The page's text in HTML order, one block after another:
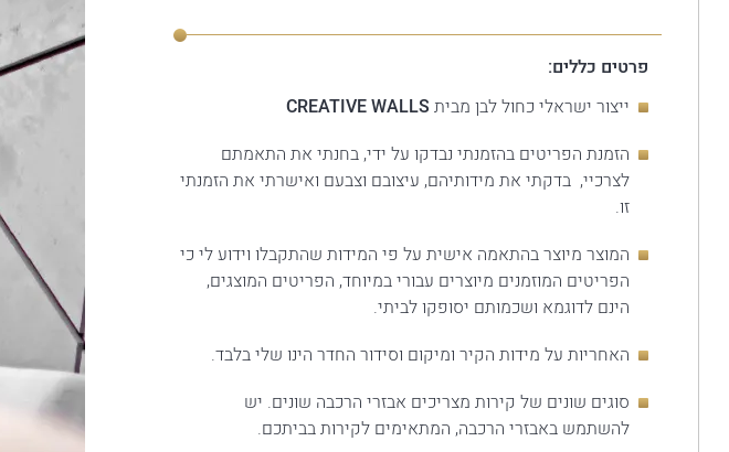
פרטים כללים:
ייצור ישראלי כחול לבן מבית CREATIVE WALLS
הזמנת הפריטים בהזמנתי נבדקו על ידי, בחנתי את התאמתם
לצרכיי, בדקתי את מידותיהם, עיצובם וצבעם ואישרתי את הזמנתי
זו.
המוצר מיוצר בהתאמה אישית על פי המידות שהתקבלו וידוע לי כי
הפריטים המוזמנים מיוצרים עבורי במיוחד, הפריטים המוצגים,
הינם לדוגמא ושכמותם יסופקו לביתי.
האחריות על מידות הקיר ומיקום וסידור החדר הינו שלי בלבד.
סוגים שונים של קירות מצריכים אבזרי הרכבה שונים. יש
להשתמש באבזרי הרכבה, המתאימים לקירות בביתכם.